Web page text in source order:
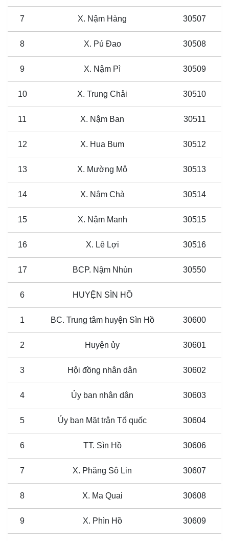
7 X. Nậm Hàng 30507
8 X. Pú Đao 30508
9 X. Nậm Pì 30509
10 X. Trung Chải 30510
11 X. Nậm Ban 30511
12 X. Hua Bum 30512
13 X. Mường Mô 30513
14 X. Nậm Chà 30514
15 X. Nậm Manh 30515
16 X. Lê Lợi 30516
17 BCP. Nậm Nhùn 30550
6 HUYỆN SÌN HỒ
1 BC. Trung tâm huyện Sìn Hồ 30600
2 Huyện ủy 30601
3 Hội đồng nhân dân 30602
4 Ủy ban nhân dân 30603
5 Ủy ban Mặt trận Tổ quốc 30604
6 TT. Sìn Hồ 30606
7 X. Phăng Sô Lin 30607
8 X. Ma Quai 30608
9 X. Phìn Hồ 30609